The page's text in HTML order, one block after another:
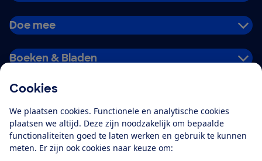
Cookies
We plaatsen cookies. Functionele en analytische cookies
plaatsen we altijd. Deze zijn noodzakelijk om bepaalde
functionaliteiten goed te laten werken en gebruik te kunnen
meten. Er zijn ook cookies naar keuze om:
Doe mee
Boeken & Bladen
Alles over de